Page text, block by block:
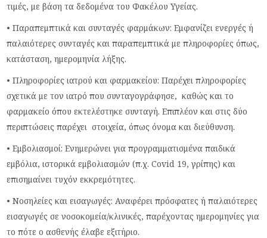
τιμές, με βάση τα δεδομένα του Φακέλου Υγείας.
• Παραπεμπτικά και συνταγές φαρμάκων: Εμφανίζει ενεργές ή
παλαιότερες συνταγές και παραπεμπτικά με πληροφορίες όπως,
κατάσταση, ημερομηνία λήξης.
• Πληροφορίες ιατρού και φαρμακείου: Παρέχει πληροφορίες
σχετικά με τον ιατρό που συνταγογράφησε, καθώς και το
φαρμακείο όπου εκτελέστηκε συνταγή. Επιπλέον και στις δύο
περιπτώσεις παρέχει στοιχεία, όπως όνομα και διεύθυνση.
• Εμβολιασμοί: Ενημερώνει για προγραμματισμένα παιδικά
εμβόλια, ιστορικά εμβολιασμών (π.χ. Covid 19, γρίπης) και
επισημαίνει τυχόν εκκρεμότητες.
• Νοσηλείες και εισαγωγές: Αναφέρει πρόσφατες ή παλαιότερες
εισαγωγές σε νοσοκομεία/κλινικές, παρέχοντας ημερομηνίες για
το πότε ο ασθενής έλαβε εξιτήριο.